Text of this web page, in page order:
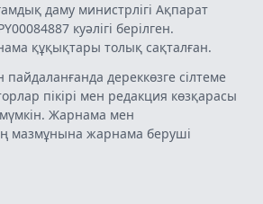
даму министрлігі Ақпарат
куәлігі берілген.
құқықтары толық сақталған.
дереккөзге сілтеме
пікірі мен редакция көзқарасы
Жарнама мен
мазмұнына жарнама беруші